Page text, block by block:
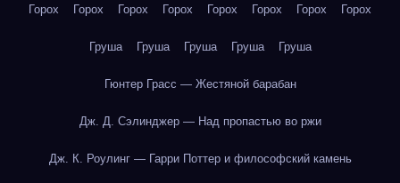
Горох Горох Горох Горох Горох Горох Горох Горох
Груша Груша Груша Груша Груша
Гюнтер Грасс — Жестяной барабан
Дж. Д. Сэлинджер — Над пропастью во ржи
Дж. К. Роулинг — Гарри Поттер и философский камень